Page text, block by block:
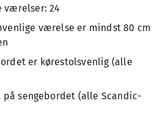
værelser: 24
værelse er mindst 80 cm
er kørestolsvenlig (alle
sengebordet (alle Scandic-